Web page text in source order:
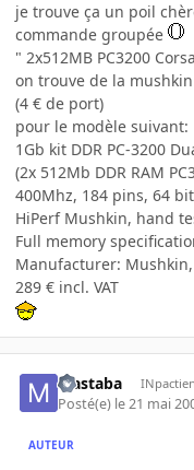
je trouve ça un poil
commande groupée
" 2x512MB PC3200
on trouve de la
(4 € de port)
pour le modèle suivant:
1Gb kit DDR PC-3200
(2x 512Mb DDR RAM
400Mhz, 184 pins, 64
HiPerf Mushkin, hand
Full memory
Manufacturer:
289 € incl. VAT
Mastaba INpactien
Posté(e) le 21 mai
AUTEUR